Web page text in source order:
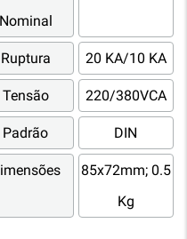
Nominal
Ruptura 20 KA/10 KA
Tensão 220/380VCA
Padrão DIN
85x72mm; 0.5
Kg